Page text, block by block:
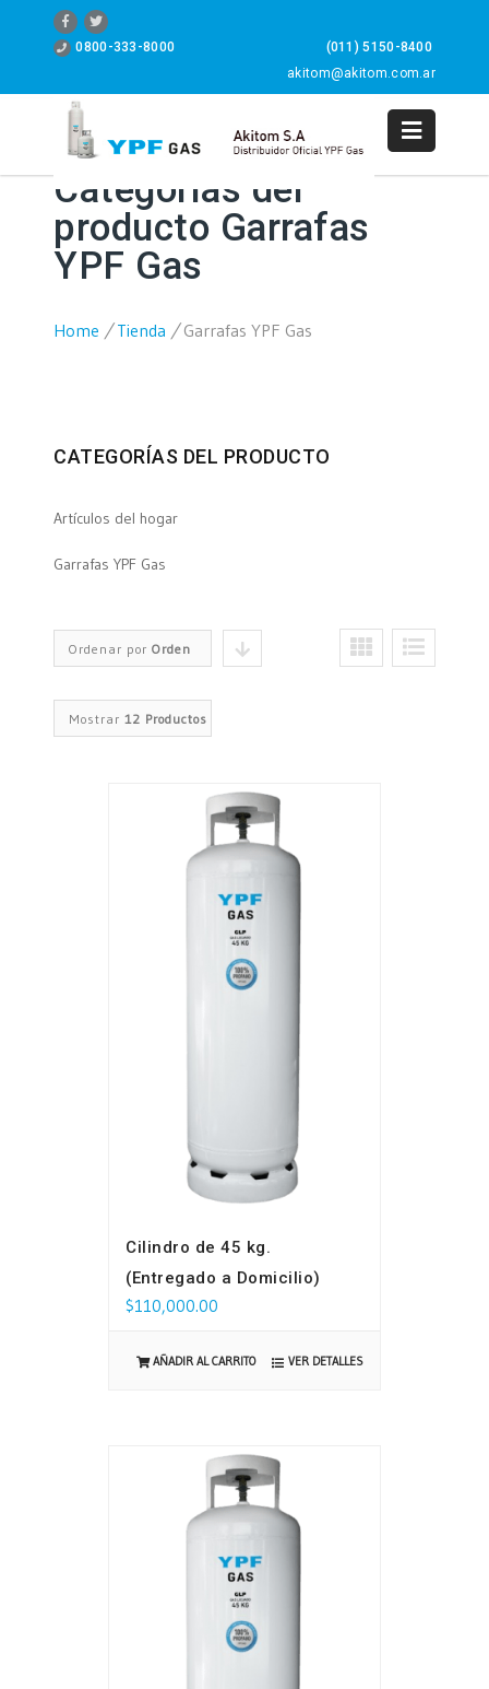
0800-333-8000
(011) 5150-8400
akitom@akitom.com.ar
Categorías del
producto Garrafas
YPF Gas
Home / Tienda / Garrafas YPF Gas
CATEGORÍAS DEL PRODUCTO
Artículos del hogar
Garrafas YPF Gas
Ordenar por Orden
Mostrar 12 Productos
Cilindro de 45 kg.
(Entregado a Domicilio)
$110,000.00
AÑADIR AL CARRITO VER DETALLES